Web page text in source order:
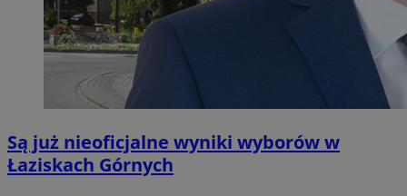
Są już nieoficjalne wyniki wyborów w
Łaziskach Górnych